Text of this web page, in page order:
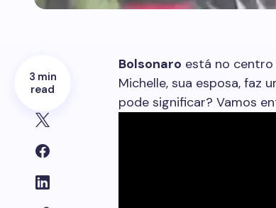
3 min
read
Bolsonaro está no
Michelle, sua esposa, faz
pode significar? Vamos